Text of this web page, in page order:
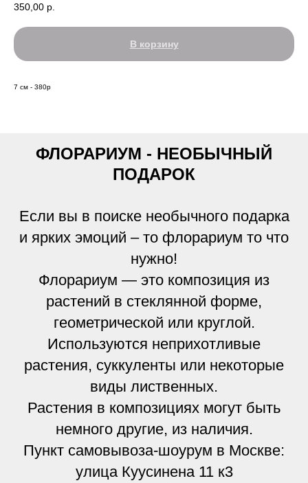
350,00 р.
В корзину
7 см - 380р
ФЛОРАРИУМ - НЕОБЫЧНЫЙ
ПОДАРОК
Если вы в поиске необычного подарка
и ярких эмоций – то флорариум то что
нужно!
Флорариум — это композиция из
растений в стеклянной форме,
геометрической или круглой.
Используются неприхотливые
растения, суккуленты или некоторые
виды лиственных.
Растения в композициях могут быть
немного другие, из наличия.
Пункт самовывоза-шоурум в Москве:
улица Куусинена 11 к3